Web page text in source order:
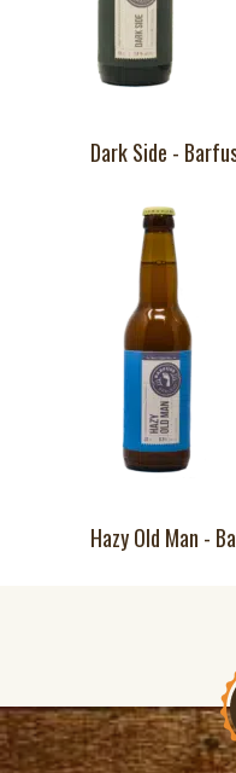
Dark Side -
Hazy Old Man -